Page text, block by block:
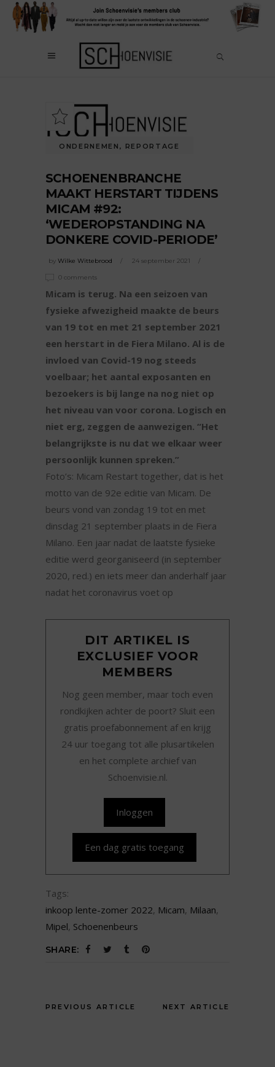
ONDERNEMEN , REPORTAGE
SCHOENENBRANCHE
MAAKT HERSTART TIJDENS
MICAM #92:
‘WEDEROPSTANDING NA
DONKERE COVID-PERIODE’
by Wilke Wittebrood 24 september 2021
0 comments
Micam is terug. Na een seizoen van
fysieke afwezigheid maakte de beurs
van 19 tot en met 21 september 2021
een herstart in de Fiera Milano. Al is de
invloed van Covid-19 nog steeds
voelbaar; het aantal exposanten en
bezoekers is bij lange na nog niet op
het niveau van voor corona. Logisch en
niet erg, zeggen de aanwezigen. “Het
belangrijkste is nu dat we elkaar weer
persoonlijk kunnen spreken.”
Foto’s: Micam Restart together, dat is het
motto van de 92e editie van Micam. De
beurs vond van zondag 19 tot en met
dinsdag 21 september plaats in de Fiera
Milano. Een jaar nadat de laatste fysieke
editie werd georganiseerd (in september
2020, red.) en iets meer dan anderhalf jaar
nadat het coronavirus voet op
DIT ARTIKEL IS
EXCLUSIEF VOOR
MEMBERS
Nog geen member, maar toch even
rondkijken achter de poort? Sluit een
gratis proefabonnement af en krijg
24 uur toegang tot alle plusartikelen
en het complete archief van
Schoenvisie.nl.
Inloggen
Een dag gratis toegang
Tags:
inkoop lente-zomer 2022, Micam, Milaan,
Mipel, Schoenenbeurs
SHARE:
PREVIOUS ARTICLE NEXT ARTICLE